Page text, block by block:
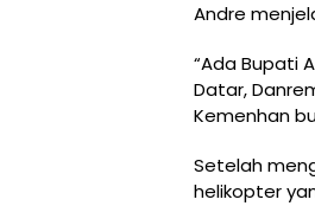
Andre
“Ada Bupati
Datar,
Kemenhan
Setelah
helikopter